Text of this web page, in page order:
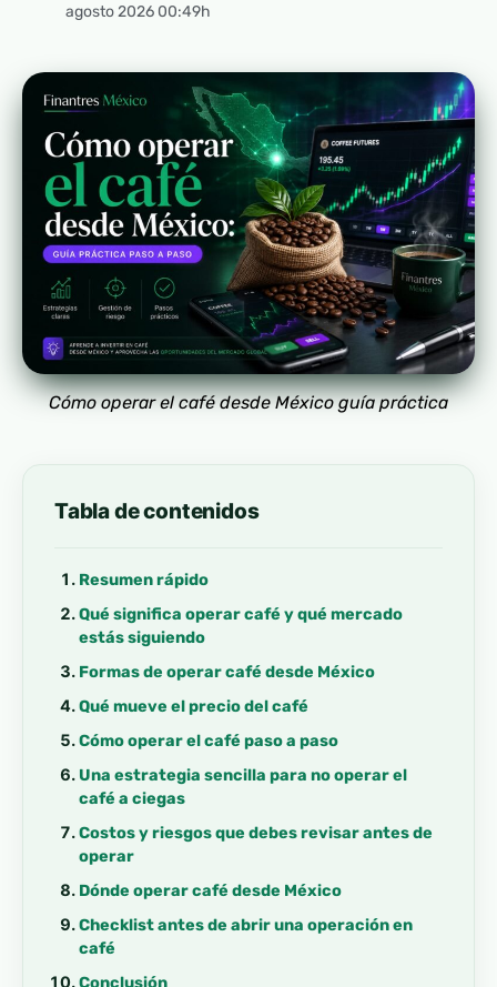
agosto 2026 00:49h
Cómo operar el café desde México guía práctica
Tabla de contenidos
Resumen rápido
Qué significa operar café y qué mercado
estás siguiendo
Formas de operar café desde México
Qué mueve el precio del café
Cómo operar el café paso a paso
Una estrategia sencilla para no operar el
café a ciegas
Costos y riesgos que debes revisar antes de
operar
Dónde operar café desde México
Checklist antes de abrir una operación en
café
Conclusión